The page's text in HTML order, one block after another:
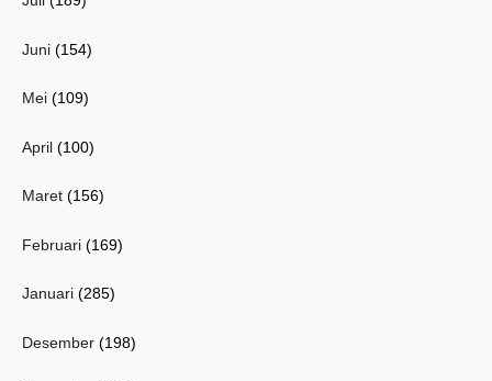
Juni (154)
Mei (109)
April (100)
Maret (156)
Februari (169)
Januari (285)
Desember (198)